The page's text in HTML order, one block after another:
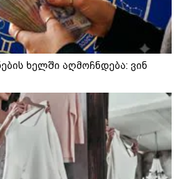
ხელში აღმოჩნდება: ვინ